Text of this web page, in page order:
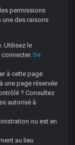
permissions
une des raisons
Utilisez le
connecter.Se
à cette page.
une page réservée
? Consultez
autorisé à
ou est en
au lieu